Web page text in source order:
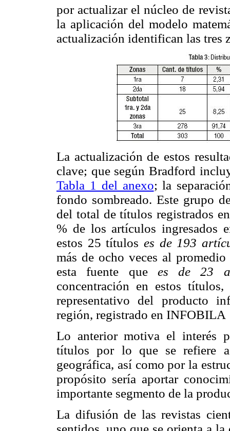
por actualizar el núcleo de
la aplicación del modelo
actualización identifican las tres
La actualización de estos
clave; que según Bradford
Tabla 1 del anexo; la
fondo sombreado. Este grupo
del total de títulos registrados
% de los artículos ingresados
estos 25 títulos es de 193
más de ocho veces al
esta fuente que es de 23
concentración en estos
representativo del producto
región, registrado en INFOBILA
Lo anterior motiva el interés
títulos por lo que se refiere
geográfica, así como por la
propósito sería aportar
importante segmento de la
La difusión de las revistas